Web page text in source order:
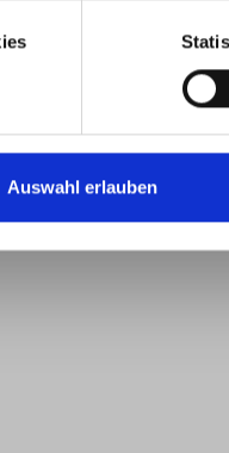
Auswahl erlauben